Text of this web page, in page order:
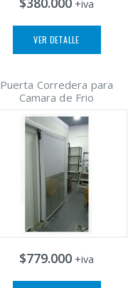
+iva
VER DETALLE
Puerta Corredera para
Camara de Frio
$779.000 +iva